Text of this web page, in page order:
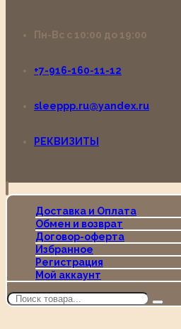
Пн-Вс с 10:00 до 19:00
+7-916-160-11-12
sleeppp.ru@yandex.ru
РЕКВИЗИТЫ
Доставка и Оплата
Обмен и возврат
Договор-оферта
Избранное
Регистрация
Мой аккаунт